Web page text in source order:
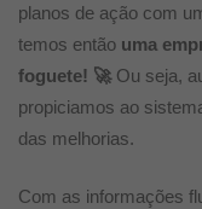
planos de ação com
temos então uma
foguete! 🚀Ou seja,
propiciamos ao
das melhorias.
Com as informações